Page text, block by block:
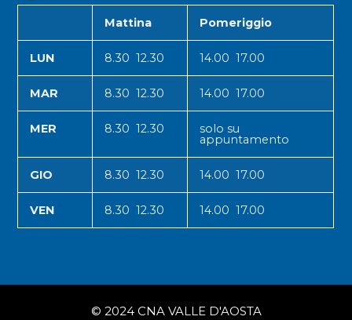
Mattina Pomeriggio
LUN 8.30 12.30 14.00 17.00
MAR 8.30 12.30 14.00 17.00
MER 8.30 12.30 solo su
appuntamento
GIO 8.30 12.30 14.00 17.00
VEN 8.30 12.30 14.00 17.00
© 2024 CNA VALLE D'AOSTA